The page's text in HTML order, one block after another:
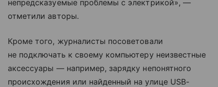
непредсказуемые проблемы с электрикой», —
отметили авторы.
Кроме того, журналисты посоветовали
не подключать к своему компьютеру неизвестные
аксессуары — например, зарядку непонятного
происхождения или найденный на улице USB-